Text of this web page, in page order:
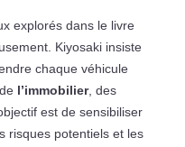
explorés dans le livre
Kiyosaki insiste
chaque véhicule
l’immobilier, des
est de sensibiliser
risques potentiels et les